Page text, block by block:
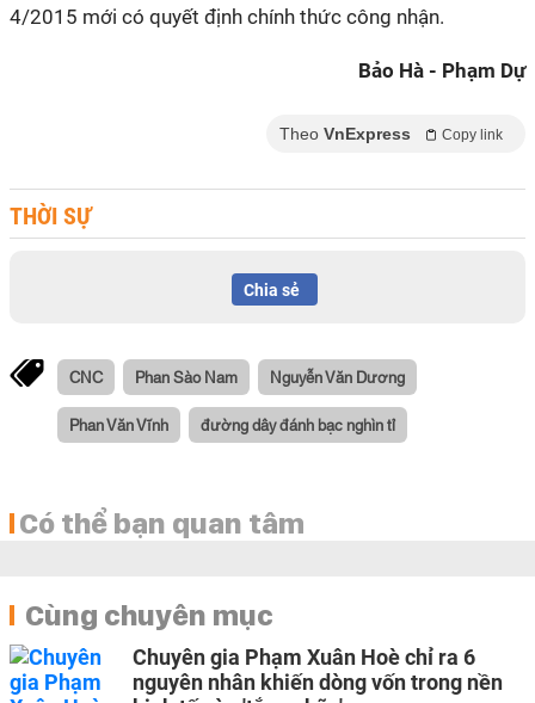
4/2015 mới có quyết định chính thức công nhận.
Bảo Hà - Phạm Dự
Theo VnExpress Copy link
THỜI SỰ
Chia sẻ
CNC Phan Sào Nam Nguyễn Văn Dương
Phan Văn Vĩnh đường dây đánh bạc nghìn tỉ
Có thể bạn quan tâm
Cùng chuyên mục
Chuyên gia Phạm Xuân Hoè chỉ ra 6
nguyên nhân khiến dòng vốn trong nền